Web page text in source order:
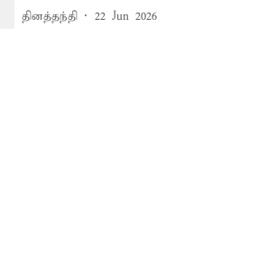
தினத்தந்தி 22 Jun 2026